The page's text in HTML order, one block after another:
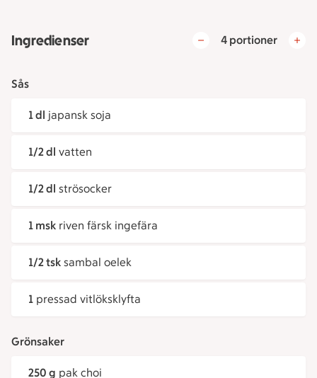
Ingredienser 4 portioner
Sås
1 dl japansk soja
1/2 dl vatten
1/2 dl strösocker
1 msk riven färsk ingefära
1/2 tsk sambal oelek
1 pressad vitlöksklyfta
Grönsaker
250 g pak choi